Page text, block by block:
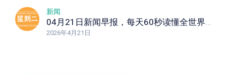
新闻
04月21日新闻早报，每天60秒读懂全世界！
2026年4月21日